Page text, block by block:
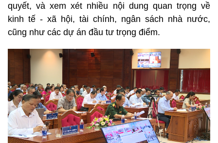
quyết, và xem xét nhiều nội dung quan trọng về
kinh tế - xã hội, tài chính, ngân sách nhà nước,
cũng như các dự án đầu tư trọng điểm.